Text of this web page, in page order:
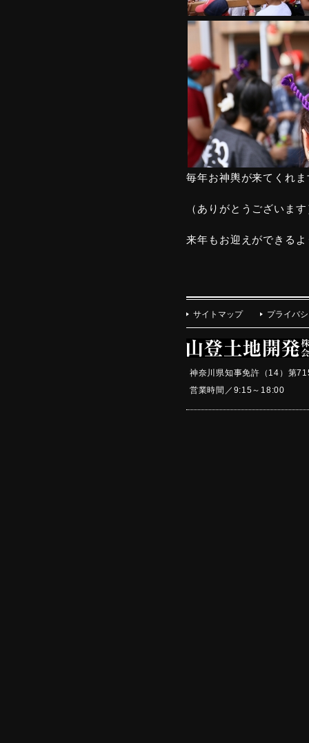
毎年お神輿が来てくれ
（ありがとうございま
来年もお迎えができる
サイトマップ プライバ
神奈川県知事免許（14）第
営業時間／9:15～18:00